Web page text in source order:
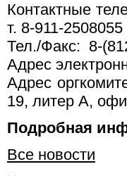
Контактные
т. 8-911-2508055
Тел./Факс: 8-
Адрес
Адрес
19, литер А,
Подробная
Все новости